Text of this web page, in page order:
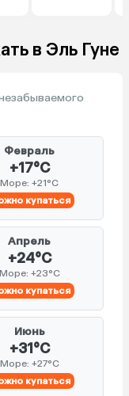
в Эль Гуне
Февраль
+17°C
Море: +21°C
купаться
Апрель
+24°C
Море: +23°C
купаться
Июнь
+31°C
Море: +27°C
купаться